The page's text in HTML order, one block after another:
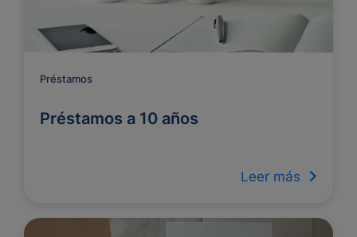
Préstamos
Préstamos a 10 años
Leer más